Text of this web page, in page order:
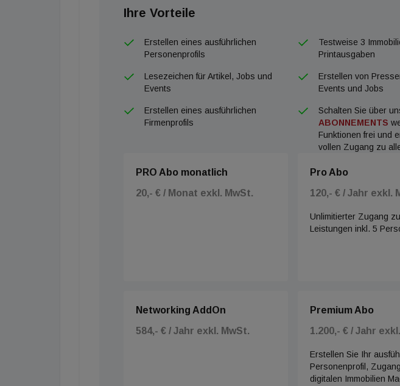
Ihre Vorteile
Erstellen eines ausführlichen
Personenprofils
Testweise 3
Printausgaben
Lesezeichen für Artikel, Jobs und
Events
Erstellen von
Events und Jobs
Erstellen eines ausführlichen
Firmenprofils
Schalten Sie über
ABONNEMENTS
Funktionen frei und
vollen Zugang zu
PRO Abo monatlich
20,- € / Monat exkl. MwSt.
Pro Abo
120,- € / Jahr exkl.
Unlimitierter Zugang
Leistungen inkl. 5
Networking AddOn
584,- € / Jahr exkl. MwSt.
Premium Abo
1.200,- € / Jahr
Erstellen Sie Ihr
Personenprofil,
digitalen Immobilien